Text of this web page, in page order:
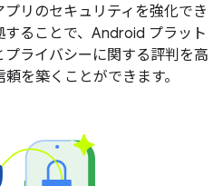
リのセキュリティを強化でき
することで、Android プラット
ライバシーに関する評判を高
を築くことができます。